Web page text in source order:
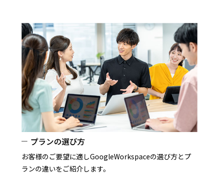
プランの選び方
お客様のご要望に適しGoogleWorkspaceの選び方とプ
ランの違いをご紹介します。